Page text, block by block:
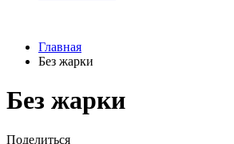
Главная
Без жарки
Без жарки
Поделиться